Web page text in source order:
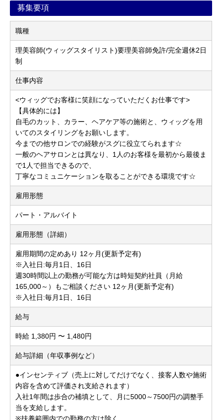
募集要項
職種
理美容師(ウィッグスタイリスト)要理美容師免許/完全週休2日
制
仕事内容
<ウィッグでお客様に笑顔になっていただくお仕事です>
【具体的には】
自毛のカット、カラー、ヘアケア等の施術と、ウィッグを用
いてのスタイリングをお願いします。
今までの他サロンでの経験がスグに役立てられます☆
一般のヘアサロンとは異なり、1人のお客様を最初から最後ま
で1人で担当できるので、
丁寧なコミュニケーションを取ることができる環境です☆
雇用形態
パート・アルバイト
雇用形態（詳細）
雇用期間の定めあり 12ヶ月(更新予定有)
※入社日:毎月1日、16日
週30時間以上の勤務が可能な方は時短契約社員（月給
165,000～）もご相談ください 12ヶ月(更新予定有)
※入社日:毎月1日、16日
給与
時給 1,380円 〜 1,480円
給与詳細（年収事例など）
●インセンティブ（売上に対してだけでなく、接客人数や施術
内容を含めて評価され支給されます）
入社1年間は歩合の補填として、月に5000～7500円の調整手
当を支給します。